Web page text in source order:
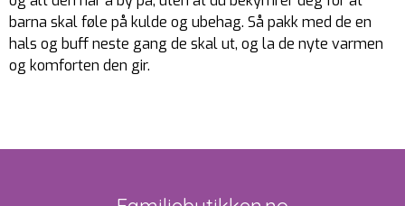
barna skal føle på kulde og ubehag. Så pakk med de en
hals og buff neste gang de skal ut, og la de nyte varmen
og komforten den gir.